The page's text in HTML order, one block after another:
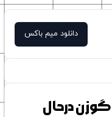
دانلود میم باکس
گوزن درحال